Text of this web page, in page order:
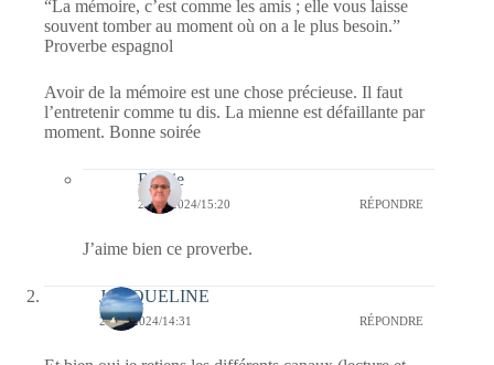
“La mémoire, c’est comme les amis ; elle vous laisse
souvent tomber au moment où on a le plus besoin.”
Proverbe espagnol
Avoir de la mémoire est une chose précieuse. Il faut
l’entretenir comme tu dis. La mienne est défaillante par
moment. Bonne soirée
Bernie
27/10/2024/15:20 RÉPONDRE
J’aime bien ce proverbe.
JACQUELINE
26/10/2024/14:31 RÉPONDRE